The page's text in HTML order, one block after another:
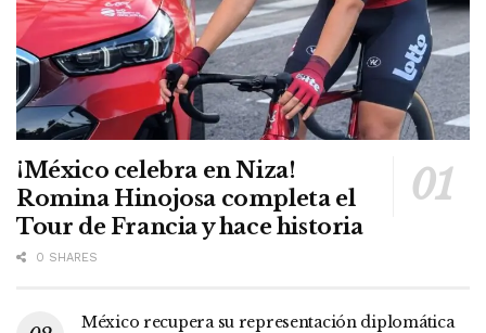
¡México celebra en Niza!
Romina Hinojosa completa el
Tour de Francia y hace historia
0 SHARES
México recupera su representación diplomática